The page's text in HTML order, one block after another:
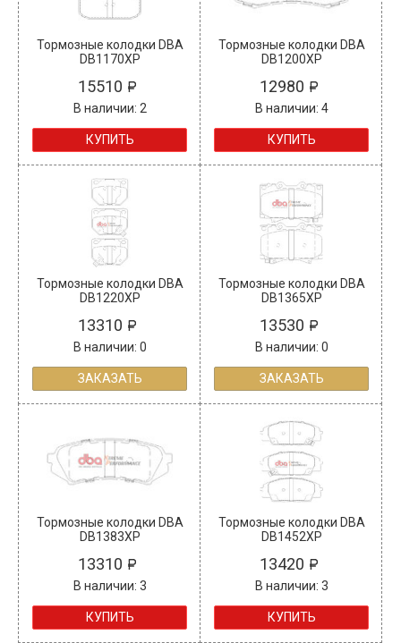
Тормозные колодки DBA
DB1170XP
15510
В наличии: 2
КУПИТЬ
Тормозные колодки DBA
DB1200XP
12980
В наличии: 4
КУПИТЬ
Тормозные колодки DBA
DB1220XP
13310
В наличии: 0
ЗАКАЗАТЬ
Тормозные колодки DBA
DB1365XP
13530
В наличии: 0
ЗАКАЗАТЬ
Тормозные колодки DBA
DB1383XP
13310
В наличии: 3
КУПИТЬ
Тормозные колодки DBA
DB1452XP
13420
В наличии: 3
КУПИТЬ